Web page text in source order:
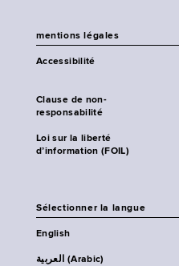
mentions légales
Accessibilité
Clause de non-
responsabilité
Loi sur la liberté
d’information (FOIL)
Sélectionner la langue
English
العربية (Arabic)